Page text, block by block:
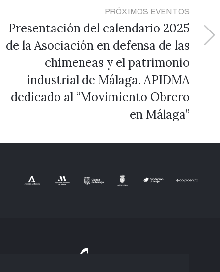
PRÓXIMOS EVENTOS
Presentación del calendario 2025
de la Asociación en defensa de las
chimeneas y el patrimonio
industrial de Málaga. APIDMA
dedicado al “Movimiento Obrero
en Málaga”